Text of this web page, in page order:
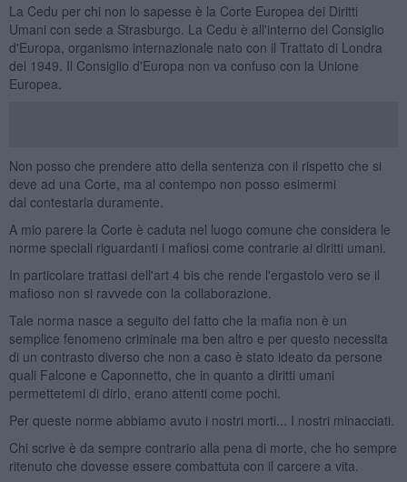
La Cedu per chi non lo sapesse è la Corte Europea dei Diritti
Umani con sede a Strasburgo. La Cedu è all'interno del Consiglio
d'Europa, organismo internazionale nato con il Trattato di Londra
del 1949. Il Consiglio d'Europa non va confuso con la Unione
Europea.
Non posso che prendere atto della sentenza con il rispetto che si
deve ad una Corte, ma al contempo non posso esimermi
dal contestarla duramente.
A mio parere la Corte è caduta nel luogo comune che considera le
norme speciali riguardanti i mafiosi come contrarie ai diritti umani.
In particolare trattasi dell'art 4 bis che rende l'ergastolo vero se il
mafioso non si ravvede con la collaborazione.
Tale norma nasce a seguito del fatto che la mafia non è un
semplice fenomeno criminale ma ben altro e per questo necessita
di un contrasto diverso che non a caso è stato ideato da persone
quali Falcone e Caponnetto, che in quanto a diritti umani
permettetemi di dirlo, erano attenti come pochi.
Per queste norme abbiamo avuto i nostri morti... I nostri minacciati.
Chi scrive è da sempre contrario alla pena di morte, che ho sempre
ritenuto che dovesse essere combattuta con il carcere a vita.